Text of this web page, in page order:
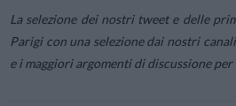
La selezione dei nostri tweet e delle
Parigi con una selezione dai nostri
e i maggiori argomenti di discussione